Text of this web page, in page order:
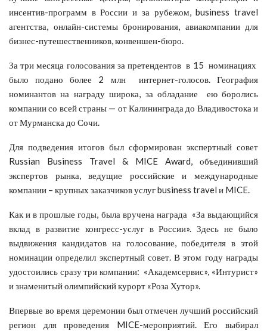
инсентив-программ в России и за рубежом, business travel
агентства, онлайн-системы бронирования, авиакомпании для
бизнес-путешественников, конвеншен-бюро.
За три месяца голосования за претендентов в 15 номинациях
было подано более 2 млн интернет-голосов. География
номинантов на награду широка, за обладание ею боролись
компании со всей страны — от Калининграда до Владивостока и
от Мурманска до Сочи.
Для подведения итогов был сформирован экспертный совет
Russian Business Travel & MICE Award, объединивший
экспертов рынка, ведущие российские и международные
компании – крупных заказчиков услуг business travel и MICE.
Как и в прошлые годы, была вручена награда «За выдающийся
вклад в развитие конгресс-услуг в России». Здесь не было
выдвижения кандидатов на голосование, победителя в этой
номинации определил экспертный совет. В этом году награды
удостоились сразу три компании: «Академсервис», «Интурист»
и знаменитый олимпийский курорт «Роза Хутор».
Впервые во время церемонии был отмечен лучший российский
регион для проведения MICE-мероприятий. Его выбирал